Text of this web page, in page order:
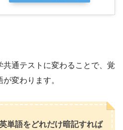
通テストに変わることで、覚
変わります。
単語をどれだけ暗記すれば